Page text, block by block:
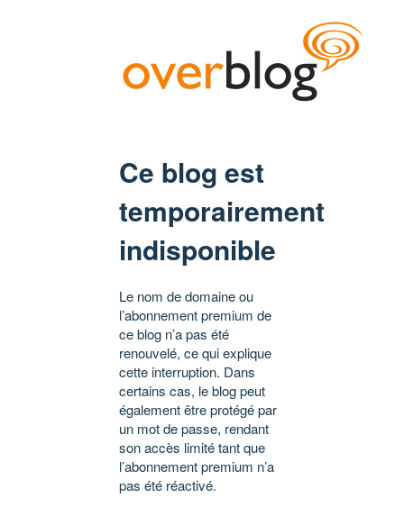
Ce blog est
temporairement
indisponible
Le nom de domaine ou
l’abonnement premium de
ce blog n’a pas été
renouvelé, ce qui explique
cette interruption. Dans
certains cas, le blog peut
également être protégé par
un mot de passe, rendant
son accès limité tant que
l’abonnement premium n’a
pas été réactivé.